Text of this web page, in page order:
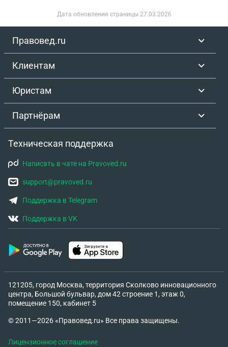
Дата обновления страницы 27.03.2026
Правовед.ru
Клиентам
Юристам
Партнёрам
Техническая поддержка
Написать в чате на Pravoved.ru
support@pravoved.ru
Поддержка в Telegram
Поддержка в VK
121205, город Москва, территория Сколково инновационного
центра, Большой бульвар, дом 42 строение 1, этаж 0,
помещение 150, кабинет 5
© 2011—2026 «Правовед.ru» Все права защищены.
Лицензионное соглашение